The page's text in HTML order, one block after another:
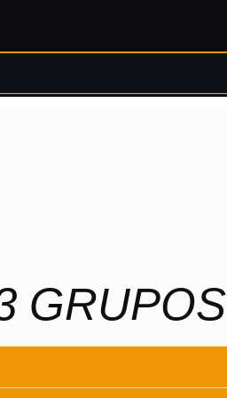
GRUPOS